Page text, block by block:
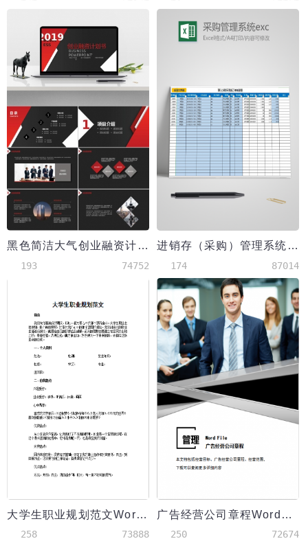
黑色简洁大气创业融资计划书PPT模板
193 74752
进销存（采购）管理系统excel表模板
174 87014
大学生职业规划范文Word模板
258 73888
广告经营公司章程Word模板
250 72674